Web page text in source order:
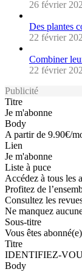
26 février
Des plantes
22 février
Combiner
22 février
Publicité
Titre
Je m'abonne
Body
A partir de 9.90€/
Lien
Je m'abonne
Liste à puce
Accédez à tous les
Profitez de
Consultez les
Ne manquez
Sous-titre
Vous êtes abonné(e)
Titre
IDENTIFIEZ-
Body